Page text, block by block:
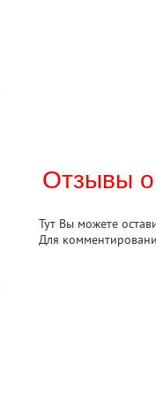
Отзывы о
Тут Вы можете
Для